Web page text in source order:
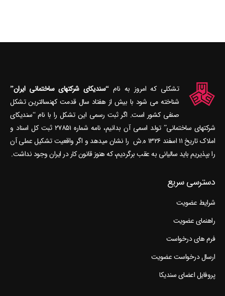
تشکلی که امروز به نام“سندیکای شرکتهای ساختمانی ایران”
شناخته می‎ شود با بیش از هفتاد سال قدمت کهنسال‎ترین تشکل
صنفی کشور است. اگر ثبت رسمی این تشکل را با نام “سندیکای
شرکتهای ساختمانی” تولد اسمی آن بدانیم، نامه شماره ۲۷۸۵۱ ثبت کل اسناد و
املاک تاریخ ۱۱ اسفند ۱۳۲۶ ه.ش را نشان می‎دهد و اگر واقعیت تشکیل عملی آن
را بپذیریم باید سالیانی به عقب برگردیم، که هنوز قانون کار در ایران وجود نداشت.
دسترسی سریع
شرایط عضویت
راهنمای عضویت
فرم های درخواست
ارسال درخواست عضویت
پروفایل اعضای سندیکا